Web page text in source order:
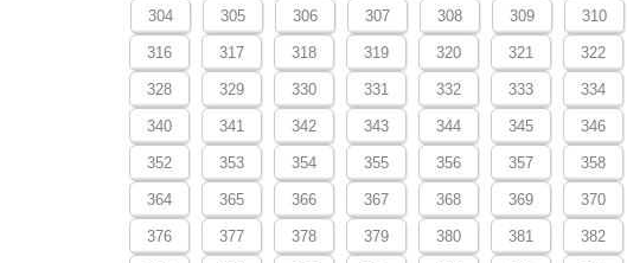
304 305 306 307 308 309 310
316 317 318 319 320 321 322
328 329 330 331 332 333 334
340 341 342 343 344 345 346
352 353 354 355 356 357 358
364 365 366 367 368 369 370
376 377 378 379 380 381 382